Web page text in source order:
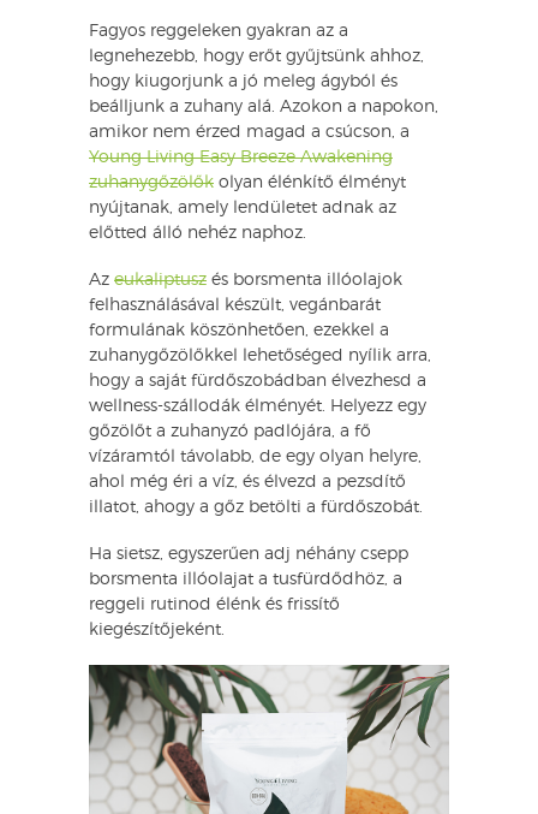
Fagyos reggeleken gyakran az a
legnehezebb, hogy erőt gyűjtsünk ahhoz,
hogy kiugorjunk a jó meleg ágyból és
beálljunk a zuhany alá. Azokon a napokon,
amikor nem érzed magad a csúcson, a
Young Living Easy Breeze Awakening
zuhanygőzölők olyan élénkítő élményt
nyújtanak, amely lendületet adnak az
előtted álló nehéz naphoz.
Az eukaliptusz és borsmenta illóolajok
felhasználásával készült, vegánbarát
formulának köszönhetően, ezekkel a
zuhanygőzölőkkel lehetőséged nyílik arra,
hogy a saját fürdőszobádban élvezhesd a
wellness-szállodák élményét. Helyezz egy
gőzölőt a zuhanyzó padlójára, a fő
vízáramtól távolabb, de egy olyan helyre,
ahol még éri a víz, és élvezd a pezsdítő
illatot, ahogy a gőz betölti a fürdőszobát.
Ha sietsz, egyszerűen adj néhány csepp
borsmenta illóolajat a tusfürdődhöz, a
reggeli rutinod élénk és frissítő
kiegészítőjeként.